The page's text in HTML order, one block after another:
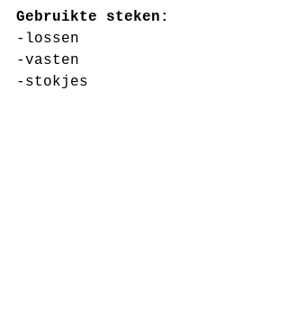
Gebruikte steken:
-lossen
-vasten
-stokjes